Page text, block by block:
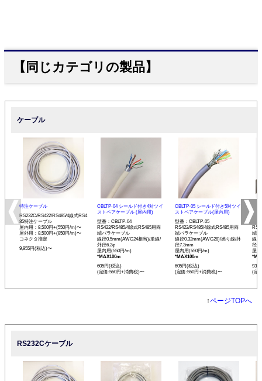
【同じカテゴリの製品】
ケーブル
特注ケーブル
RS232C/RS422/RS485/4線式RS4
85特注ケーブル
屋内用：8,500円+(550円/m)〜
屋外用：8,500円+(850円/m)〜
コネクタ指定
9,955円(税込)〜
CBLTP-04 シールド付き4対ツイ
ストペアケーブル (屋内用)
型番：CBLTP-04
RS422/RS485/4線式RS485用両
端バラケーブル
線径0.5mm(AWG24相当)/単線/
外径6.2φ
屋内用(550円/m)
*MAX100m
605円(税込)
(定価:550円+消費税)〜
CBLTP-05 シールド付き5対ツイ
ストペアケーブル(屋内用)
型番：CBLTP-05
RS422/RS485/4線式RS485用両
端バラケーブル
線径0.32mm(AWG28)/撚り線/外
径7.3mm
屋内用(550円/m)
*MAX100m
605円(税込)
(定価:550円+消費税)〜
イ
端
線
径
屋
935
(定
↑ページTOPへ
RS232Cケーブル